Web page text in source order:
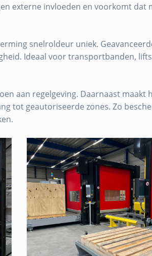
externe invloeden en voorkomt dat
snelroldeur uniek.
Ideaal voor transportbanden,
aan regelgeving. Daarnaast maakt
tot geautoriseerde zones. Zo